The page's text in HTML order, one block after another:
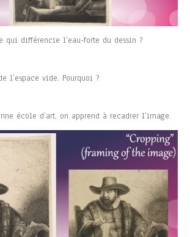
qui différencie l’eau-forte du dessin ?
l’espace vide. Pourquoi ?
école d’art, on apprend à recadrer l’image.